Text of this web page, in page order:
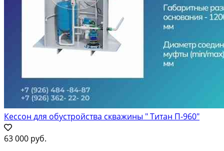
Кессон для обустройства скважины " Титан П-960"
63 000 руб.